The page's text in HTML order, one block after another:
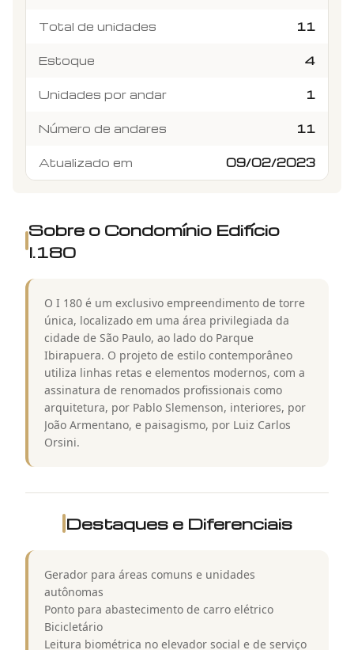
Total de unidades 11
Estoque 4
Unidades por andar 1
Número de andares 11
Atualizado em 09/02/2023
Sobre o Condomínio Edifício
I.180
O I 180 é um exclusivo empreendimento de torre
única, localizado em uma área privilegiada da
cidade de São Paulo, ao lado do Parque
Ibirapuera. O projeto de estilo contemporâneo
utiliza linhas retas e elementos modernos, com a
assinatura de renomados profissionais como
arquitetura, por Pablo Slemenson, interiores, por
João Armentano, e paisagismo, por Luiz Carlos
Orsini.
Destaques e Diferenciais
Gerador para áreas comuns e unidades
autônomas
Ponto para abastecimento de carro elétrico
Bicicletário
Leitura biométrica no elevador social e de serviço